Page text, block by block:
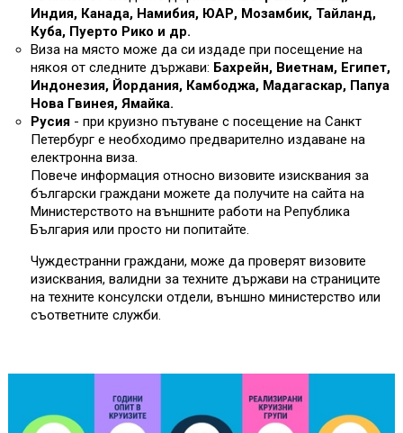
Индия, Канада, Намибия, ЮАР, Мозамбик, Тайланд,
Куба, Пуерто Рико и др.
Виза на място може да си издаде при посещение на
някоя от следните държави: Бахрейн, Виетнам, Египет,
Индонезия, Йордания, Камбоджа, Мадагаскар, Папуа
Нова Гвинея, Ямайка.
Русия - при круизно пътуване с посещение на Санкт
Петербург е необходимо предварително издаване на
електронна виза.
Повече информация относно визовите изисквания за
български граждани можете да получите на сайта на
Министерството на външните работи на Република
България или просто ни попитайте.
Чуждестранни граждани, може да проверят визовите
изисквания, валидни за техните държави на страниците
на техните консулски отдели, външно министерство или
съответните служби.